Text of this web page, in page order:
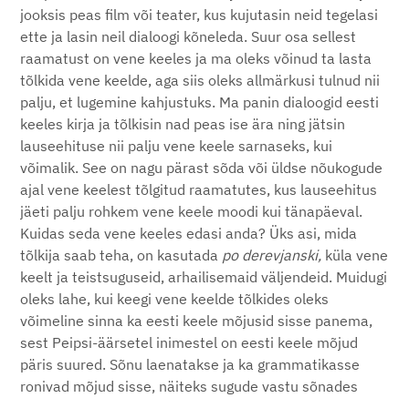
jooksis peas film või teater, kus kujutasin neid tegelasi
ette ja lasin neil dialoogi kõneleda. Suur osa sellest
raamatust on vene keeles ja ma oleks võinud ta lasta
tõlkida vene keelde, aga siis oleks allmärkusi tulnud nii
palju, et lugemine kahjustuks. Ma panin dialoogid eesti
keeles kirja ja tõlkisin nad peas ise ära ning jätsin
lauseehituse nii palju vene keele sarnaseks, kui
võimalik. See on nagu pärast sõda või üldse nõukogude
ajal vene keelest tõlgitud raamatutes, kus lauseehitus
jäeti palju rohkem vene keele moodi kui tänapäeval.
Kuidas seda vene keeles edasi anda? Üks asi, mida
tõlkija saab teha, on kasutada po derevjanski, küla vene
keelt ja teistsuguseid, arhailisemaid väljendeid. Muidugi
oleks lahe, kui keegi vene keelde tõlkides oleks
võimeline sinna ka eesti keele mõjusid sisse panema,
sest Peipsi-äärsetel inimestel on eesti keele mõjud
päris suured. Sõnu laenatakse ja ka grammatikasse
ronivad mõjud sisse, näiteks sugude vastu sõnades